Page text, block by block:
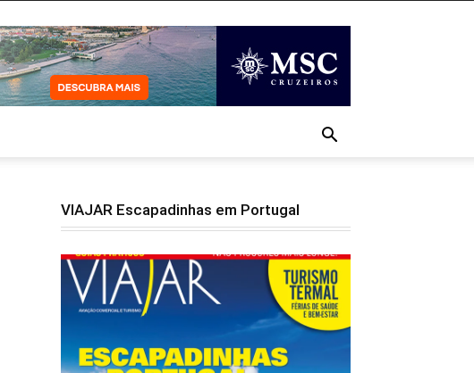
VIAJAR Escapadinhas em Portugal